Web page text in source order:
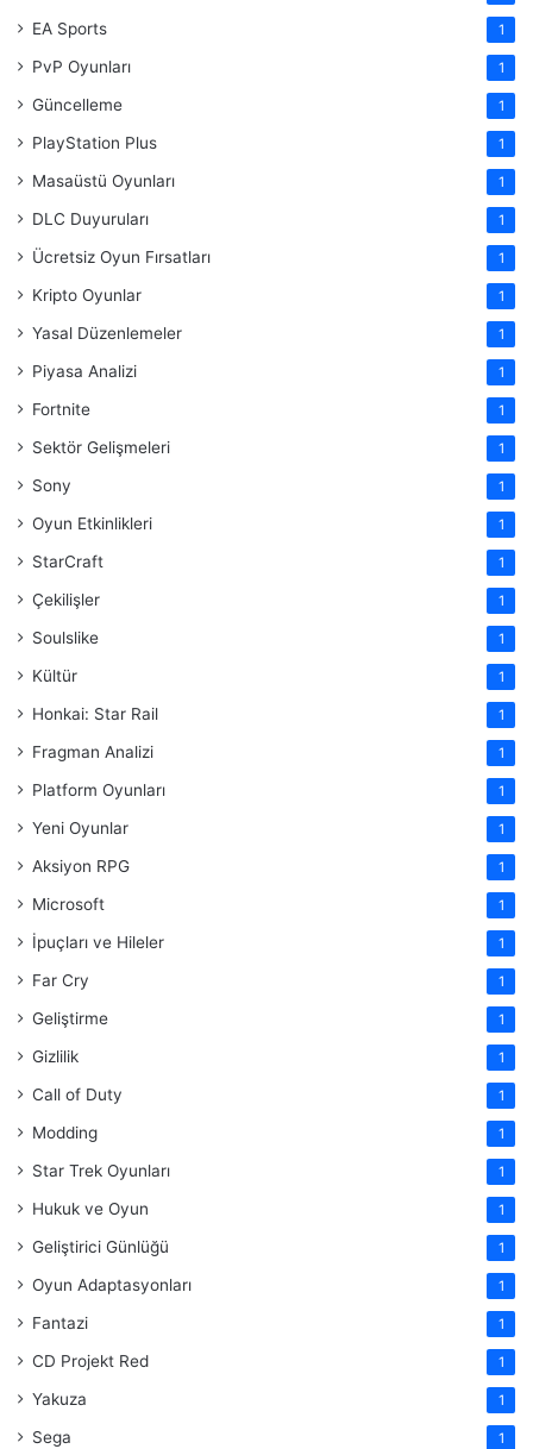
EA Sports 1
PvP Oyunları 1
Güncelleme 1
PlayStation Plus 1
Masaüstü Oyunları 1
DLC Duyuruları 1
Ücretsiz Oyun Fırsatları 1
Kripto Oyunlar 1
Yasal Düzenlemeler 1
Piyasa Analizi 1
Fortnite 1
Sektör Gelişmeleri 1
Sony 1
Oyun Etkinlikleri 1
StarCraft 1
Çekilişler 1
Soulslike 1
Kültür 1
Honkai: Star Rail 1
Fragman Analizi 1
Platform Oyunları 1
Yeni Oyunlar 1
Aksiyon RPG 1
Microsoft 1
İpuçları ve Hileler 1
Far Cry 1
Geliştirme 1
Gizlilik 1
Call of Duty 1
Modding 1
Star Trek Oyunları 1
Hukuk ve Oyun 1
Geliştirici Günlüğü 1
Oyun Adaptasyonları 1
Fantazi 1
CD Projekt Red 1
Yakuza 1
Sega 1